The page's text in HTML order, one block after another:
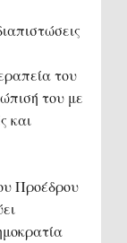
του
του με
και
Προέδρου